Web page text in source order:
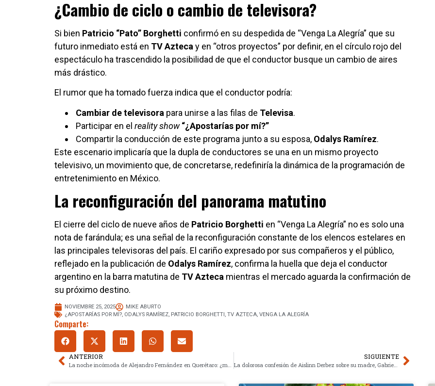
¿Cambio de ciclo o cambio de televisora?
Si bien Patricio “Pato” Borghetti confirmó en su despedida de “Venga La Alegría” que su
futuro inmediato está en TV Azteca y en “otros proyectos” por definir, en el círculo rojo del
espectáculo ha trascendido la posibilidad de que el conductor busque un cambio de aires
más drástico.
El rumor que ha tomado fuerza indica que el conductor podría:
Cambiar de televisora para unirse a las filas de Televisa.
Participar en el reality show “¿Apostarías por mí?”
Compartir la conducción de este programa junto a su esposa, Odalys Ramírez.
Este escenario implicaría que la dupla de conductores se una en un mismo proyecto
televisivo, un movimiento que, de concretarse, redefiniría la dinámica de la programación de
entretenimiento en México.
La reconfiguración del panorama matutino
El cierre del ciclo de nueve años de Patricio Borghetti en “Venga La Alegría” no es solo una
nota de farándula; es una señal de la reconfiguración constante de los elencos estelares en
las principales televisoras del país. El cariño expresado por sus compañeros y el público,
reflejado en la publicación de Odalys Ramírez, confirma la huella que deja el conductor
argentino en la barra matutina de TV Azteca mientras el mercado aguarda la confirmación de
su próximo destino.
NOVIEMBRE 25, 2025
MIKE ABURTO
¿APOSTARÍAS POR MÍ?, ODALYS RAMÍREZ, PATRICIO BORGHETTI , TV AZTECA, VENGA LA ALEGRÍA
Comparte:
ANTERIOR
La noche incómoda de Alejandro Fernández en Querétaro: ¿malestar o falta de respeto?
SIGUIENTE
La dolorosa confesión de Aislinn Derbez sobre su madre, Gabriela Michel